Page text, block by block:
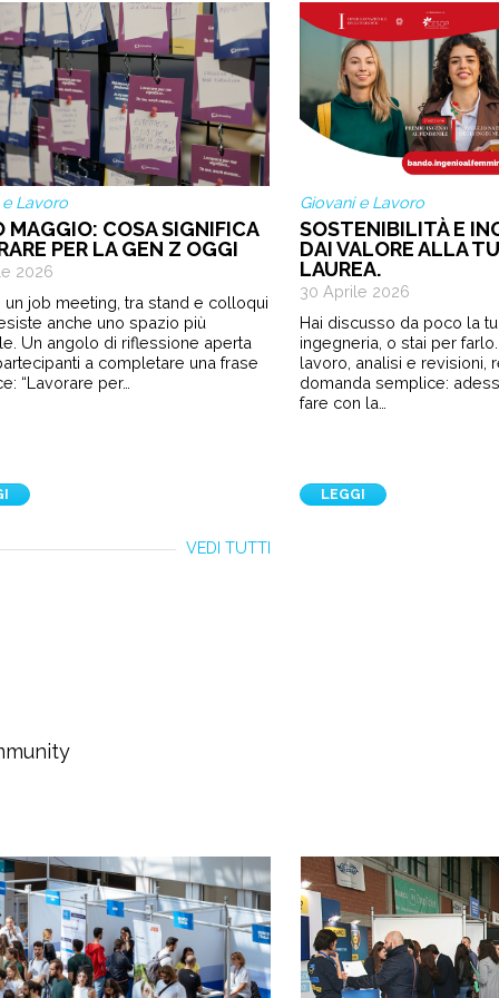
Lavoro
MAGGIO: COSA SIGNIFICA
PER LA GEN Z OGGI
2026
un job meeting, tra stand e colloqui
anche uno spazio più
Un angolo di riflessione aperta
a completare una frase
“Lavorare per…
Giovani e Lavoro
SOSTENIBILITÀ E
DAI VALORE ALLA
LAUREA.
30 Aprile 2026
Hai discusso da poco la
ingegneria, o stai per
lavoro, analisi e revisioni,
domanda semplice:
fare con la…
LEGGI
VEDI TUTTI